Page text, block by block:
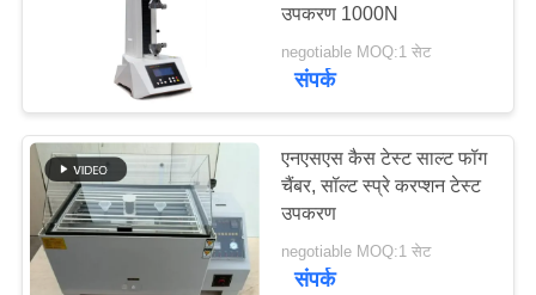
उपकरण 1000N
negotiable MOQ:1 सेट
संपर्क
एनएसएस कैस टेस्ट साल्ट फॉग
चैंबर, सॉल्ट स्प्रे करप्शन टेस्ट
उपकरण
negotiable MOQ:1 सेट
संपर्क